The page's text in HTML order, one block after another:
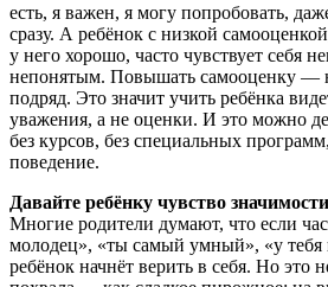
есть, я важен, я могу попробовать,
сразу. А ребёнок с низкой
у него хорошо, часто чувствует себя
непонятым. Повышать самооценку —
подряд. Это значит учить ребёнка
уважения, а не оценки. И это можно
без курсов, без специальных
поведение.
Давайте ребёнку чувство
Многие родители думают, что если
молодец», «ты самый умный», «у тебя
ребёнок начнёт верить в себя. Но это